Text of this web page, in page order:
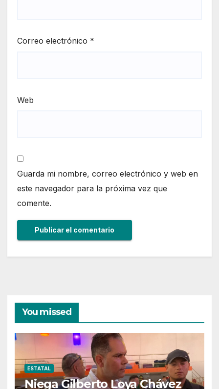
Correo electrónico *
Web
Guarda mi nombre, correo electrónico y web en
este navegador para la próxima vez que
comente.
You missed
ESTATAL
Niega Gilberto Loya Chávez